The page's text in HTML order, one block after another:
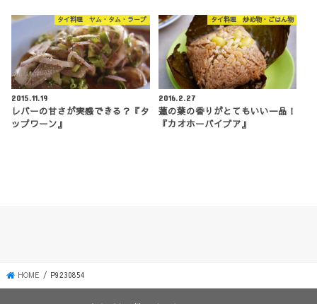
タイ料理 ヤム・タム・ラープ
2015.11.19
レバーの甘さが実感できる？『タ
ップワーン』
タイ料理 炒め物・ごはん物
2016.2.27
蓮の葉の香りがとてもいい一品！
『カオホーバイブア』
HOME P9230854